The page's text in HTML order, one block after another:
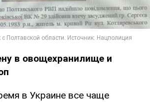
в овощехранилище и
в Украине все чаще